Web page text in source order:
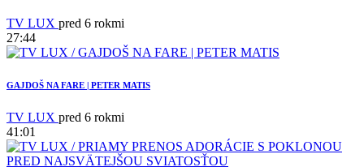
6
TV LUX pred 6 rokmi
27:44
GAJDOŠ NA FARE | PETER MATIS
TV LUX pred 6 rokmi
41:01